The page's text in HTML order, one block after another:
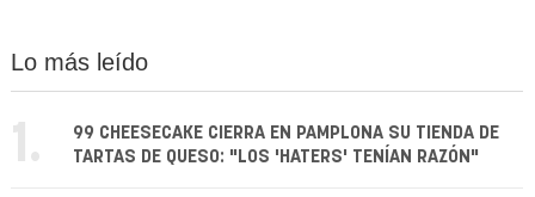
Lo más leído
1.
99 CHEESECAKE CIERRA EN PAMPLONA SU TIENDA DE
TARTAS DE QUESO: "LOS 'HATERS' TENÍAN RAZÓN"